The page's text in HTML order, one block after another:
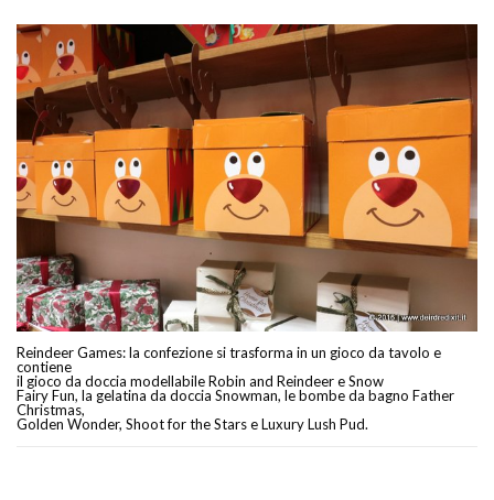
Reindeer Games: la confezione si trasforma in un gioco da tavolo e
contiene
il gioco da doccia modellabile Robin and Reindeer e Snow
Fairy Fun, la gelatina da doccia Snowman, le bombe da bagno Father
Christmas,
Golden Wonder, Shoot for the Stars e Luxury Lush Pud.